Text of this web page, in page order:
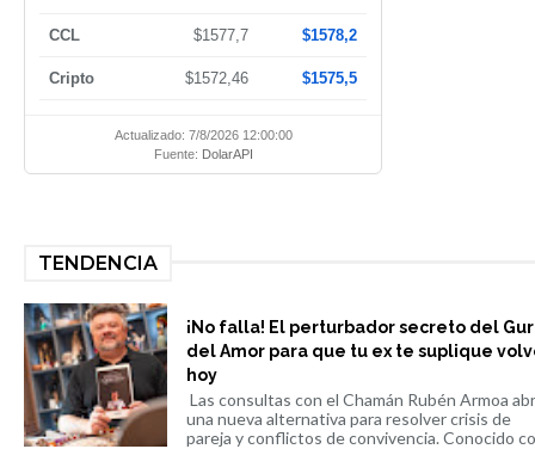
CCL $1577,7 $1578,2
Cripto $1572,46 $1575,5
Actualizado: 7/8/2026 12:00:00
Fuente: DolarAPI
TENDENCIA
¡No falla! El perturbador secreto del
del Amor para que tu ex te suplique
hoy
Las consultas con el Chamán Rubén Armoa
una nueva alternativa para resolver crisis de
pareja y conflictos de convivencia. Conocido